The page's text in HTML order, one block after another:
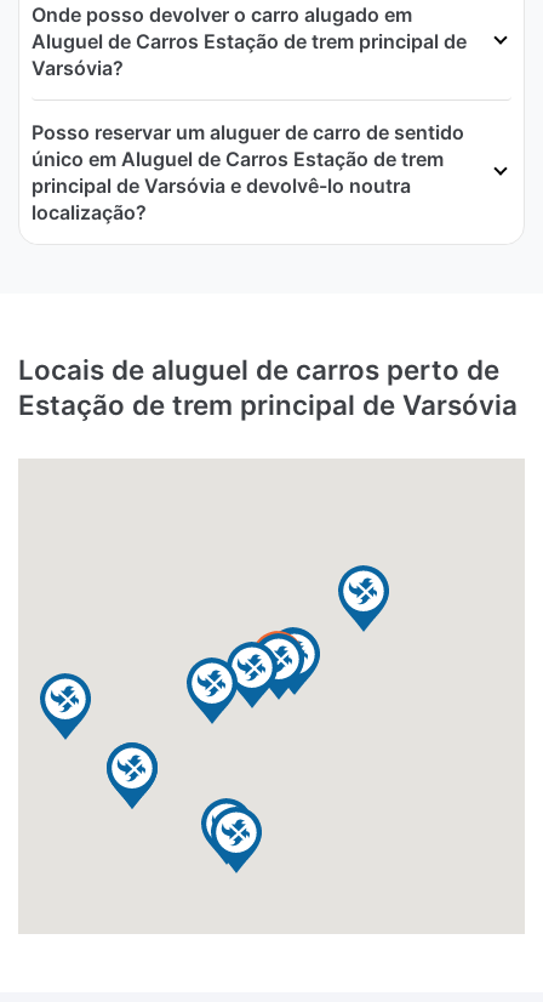
Onde posso devolver o carro alugado em
Aluguel de Carros Estação de trem principal de
Varsóvia?
Posso reservar um aluguer de carro de sentido
único em Aluguel de Carros Estação de trem
principal de Varsóvia e devolvê-lo noutra
localização?
Locais de aluguel de carros perto de
Estação de trem principal de Varsóvia